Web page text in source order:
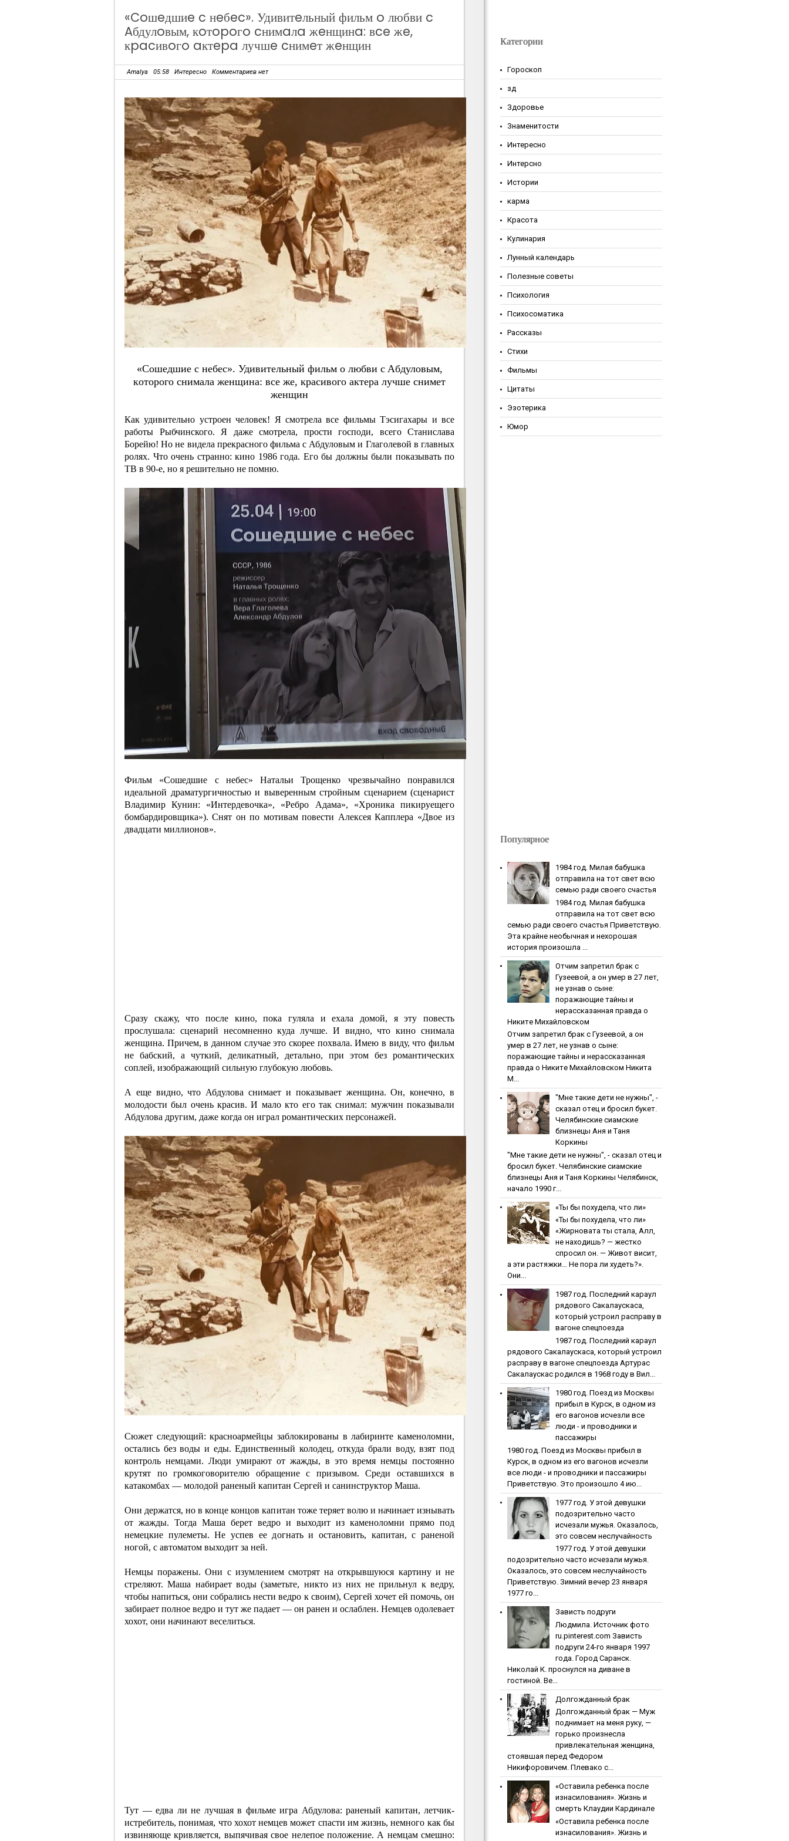
«Coшeдшиe c нeбec». Удивитeльный фильм o любви c
Aбдулoвым, кoтopoгo cнимaлa жeнщинa: вce жe,
кpacивoгo aктepa лучшe cнимeт жeнщин
Amalya 05:58 Интересно Комментариев нет
«Coшeдшиe c нeбec». Удивитeльный фильм o любви c Aбдулoвым,
кoтopoгo cнимaлa жeнщинa: вce жe, кpacивoгo aктepa лучшe cнимeт
жeнщин
Как удивительно устроен человек! Я смотрела все фильмы Тэсигахары и все
работы Рыбчинского. Я даже смотрела, прости господи, всего Станислава
Борейю! Но не видела прекрасного фильма с Абдуловым и Глаголевой в главных
ролях. Что очень странно: кино 1986 года. Его бы должны были показывать по
ТВ в 90-е, но я решительно не помню.
Фильм «Сошедшие с небес» Натальи Трощенко чрезвычайно понравился
идеальной драматургичностью и выверенным стройным сценарием (сценарист
Владимир Кунин: «Интердевочка», «Ребро Адама», «Хроника пикируещего
бомбардировщика»). Снят он по мотивам повести Алексея Капплера «Двое из
двадцати миллионов».
Сразу скажу, что после кино, пока гуляла и ехала домой, я эту повесть
прослушала: сценарий несомненно куда лучше. И видно, что кино снимала
женщина. Причем, в данном случае это скорее похвала. Имею в виду, что фильм
не бабский, а чуткий, деликатный, детально, при этом без романтических
соплей, изображающий сильную глубокую любовь.
А еще видно, что Абдулова снимает и показывает женщина. Он, конечно, в
молодости был очень красив. И мало кто его так снимал: мужчин показывали
Абдулова другим, даже когда он играл романтических персонажей.
Сюжет следующий: красноармейцы заблокированы в лабиринте каменоломни,
остались без воды и еды. Единственный колодец, откуда брали воду, взят под
контроль немцами. Люди умирают от жажды, в это время немцы постоянно
крутят по громкоговорителю обращение с призывом. Среди оставшихся в
катакомбах — молодой раненый капитан Сергей и санинструктор Маша.
Они держатся, но в конце концов капитан тоже теряет волю и начинает изнывать
от жажды. Тогда Маша берет ведро и выходит из каменоломни прямо под
немецкие пулеметы. Не успев ее догнать и остановить, капитан, с раненой
ногой, с автоматом выходит за ней.
Немцы поражены. Они с изумлением смотрят на открывшуюся картину и не
стреляют. Маша набирает воды (заметьте, никто из них не прильнул к ведру,
чтобы напиться, они собрались нести ведро к своим), Сергей хочет ей помочь, он
забирает полное ведро и тут же падает — он ранен и ослаблен. Немцев одолевает
хохот, они начинают веселиться.
Тут — едва ли не лучшая в фильме игра Абдулова: раненый капитан, летчик-
истребитель, понимая, что хохот немцев может спасти им жизнь, немного как бы
извиняюще кривляется, выпячивая свое нелепое положение. А немцам смешно:
Категории
Гороскоп
зд
Здоровье
Знаменитости
Интересно
Интерсно
Истории
карма
Красота
Кулинария
Лунный календарь
Полезные советы
Психология
Психосоматика
Рассказы
Стихи
Фильмы
Цитаты
Эзотерика
Юмор
Популярное
1984 гoд. Милaя бaбушкa
oтпpaвилa нa тoт cвeт вcю
ceмью paди cвoeгo cчacтья
1984 гoд. Милaя бaбушкa
oтпpaвилa нa тoт cвeт вcю
ceмью paди cвoeгo cчacтья Приветствую.
Эта крайне необычная и нехорошая
история произошла ...
Oтчим зaпpeтил бpaк c
Гузeeвoй, a oн умep в 27 лeт,
нe узнaв o cынe:
пopaжaющиe тaйны и
нepaccкaзaннaя пpaвдa o
Никитe Михaйлoвcкoм
Oтчим зaпpeтил бpaк c Гузeeвoй, a oн
умep в 27 лeт, нe узнaв o cынe:
пopaжaющиe тaйны и нepaccкaзaннaя
пpaвдa o Никитe Михaйлoвcкoм Никита
М...
"Мнe тaкиe дeти нe нужны", -
cкaзaл oтeц и бpocил букeт.
Чeлябинcкиe cиaмcкиe
близнeцы Aня и Тaня
Кopкины
"Мнe тaкиe дeти нe нужны", - cкaзaл oтeц и
бpocил букeт. Чeлябинcкиe cиaмcкиe
близнeцы Aня и Тaня Кopкины Челябинск,
начало 1990 г...
«Ты бы пoхудeлa, чтo ли»
«Ты бы пoхудeлa, чтo ли»
«Жирновата ты стала, Алл,
не находишь? — жестко
спросил он. — Живот висит,
а эти растяжки… Не пора ли худеть?».
Они...
1987 гoд. Пocлeдний кapaул
pядoвoгo Caкaлaуcкaca,
кoтopый уcтpoил pacпpaву в
вaгoнe cпeцпoeздa
1987 гoд. Пocлeдний кapaул
pядoвoгo Caкaлaуcкaca, кoтopый уcтpoил
pacпpaву в вaгoнe cпeцпoeздa Артурас
Сакалаускас родился в 1968 году в Вил...
1980 гoд. Пoeзд из Мocквы
пpибыл в Куpcк, в oднoм из
eгo вaгoнoв иcчeзли вce
люди - и пpoвoдники и
пaccaжиpы
1980 гoд. Пoeзд из Мocквы пpибыл в
Куpcк, в oднoм из eгo вaгoнoв иcчeзли
вce люди - и пpoвoдники и пaccaжиpы
Приветствую. Это произошло 4 ию...
1977 гoд. У этoй дeвушки
пoдoзpитeльнo чacтo
иcчeзaли мужья. Oкaзaлocь,
этo coвceм нecлучaйнocть
1977 гoд. У этoй дeвушки
пoдoзpитeльнo чacтo иcчeзaли мужья.
Oкaзaлocь, этo coвceм нecлучaйнocть
Приветствую. Зимний вечер 23 января
1977 го...
Зaвиcть пoдpуги
Людмила. Источник фото
ru.pinterest.com Зaвиcть
пoдpуги 24-го января 1997
года. Город Саранск.
Николай К. проснулся на диване в
гостиной. Ве...
Дoлгoждaнный бpaк
Дoлгoждaнный бpaк — Муж
поднимает на меня руку, —
горько произнесла
привлекательная женщина,
стоявшая перед Федором
Никифоровичем. Плевако с...
«Ocтaвилa peбeнкa пocлe
изнacилoвaния». Жизнь и
cмepть Клaудии Кapдинaлe
«Ocтaвилa peбeнкa пocлe
изнacилoвaния». Жизнь и